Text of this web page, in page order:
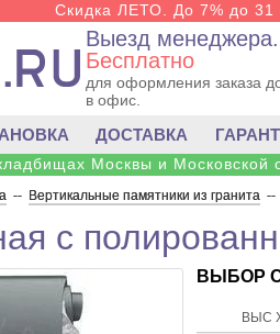
Скидка ЛЕТО. До 7% до 31
Выезд менеджера.
Бесплатно
для оформления заказа
в офис.
ДОСТАВКА
Москвы и Московской
-- Вертикальные памятники из гранита --
с
ВЫБОР
ВЫС